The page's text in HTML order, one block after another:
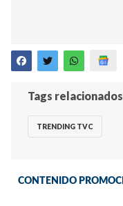
Tags relacionados
TRENDING TVC